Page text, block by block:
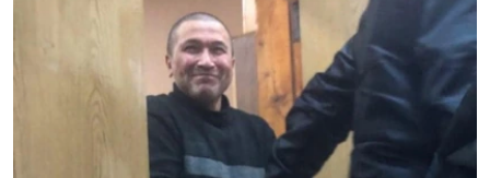
СПЕЦПРОЕКТИ
ДЕПОРТАЦІЯ
ЯК ОБІЙТИ БЛОКУВАННЯ